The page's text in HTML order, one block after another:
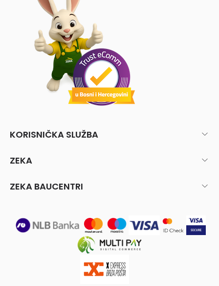
KORISNIČKA SLUŽBA
ZEKA
ZEKA BAUCENTRI